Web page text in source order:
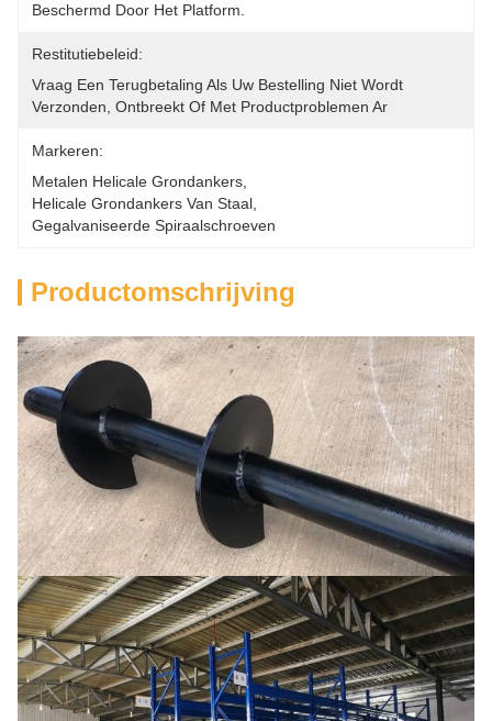
Beschermd Door Het Platform.
Restitutiebeleid:
Vraag Een Terugbetaling Als Uw Bestelling Niet Wordt
Verzonden, Ontbreekt Of Met Productproblemen Ar
Markeren:
Metalen Helicale Grondankers
Helicale Grondankers Van Staal
Gegalvaniseerde Spiraalschroeven
Productomschrijving